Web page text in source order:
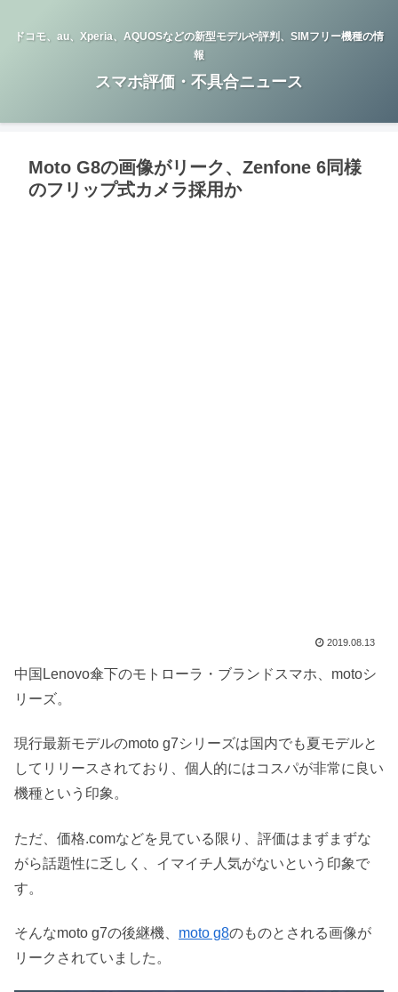
ドコモ、au、Xperia、AQUOSなどの新型モデルや評判、SIMフリー機種の情
報
スマホ評価・不具合ニュース
Moto G8の画像がリーク、Zenfone 6同様
のフリップ式カメラ採用か
2019.08.13
中国Lenovo傘下のモトローラ・ブランドスマホ、motoシ
リーズ。
現行最新モデルのmoto g7シリーズは国内でも夏モデルと
してリリースされており、個人的にはコスパが非常に良い
機種という印象。
ただ、価格.comなどを見ている限り、評価はまずまずな
がら話題性に乏しく、イマイチ人気がないという印象で
す。
そんなmoto g7の後継機、 moto g8のものとされる画像が
リークされていました。